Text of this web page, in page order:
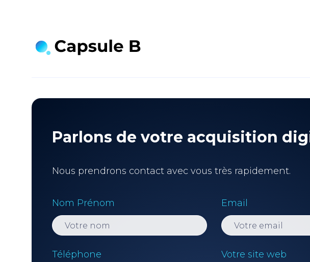
Parlons de votre acquisition
Nous prendrons contact avec vous très rapidement.
Nom Prénom Email
Téléphone Votre site web